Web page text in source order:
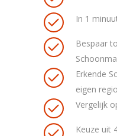
In 1
Bespaar
Erkende
eigen regio
Vergelijk
Keuze uit